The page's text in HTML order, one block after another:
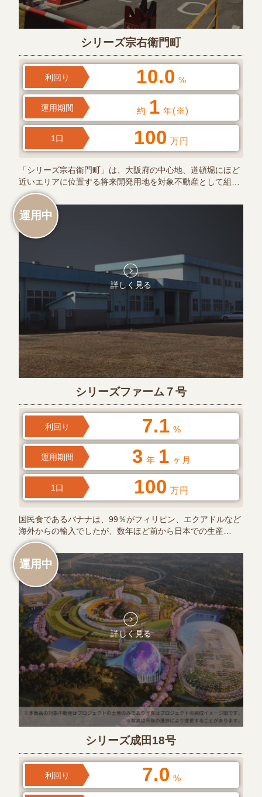
シリーズ宗右衛門町
利回り 10.0 %
運用期間 約 1 年(※)
1口 100 万円
「シリーズ宗右衛門町」は、大阪府の中心地、道頓堀にほど
近いエリアに位置する将来開発用地を対象不動産として組…
詳しく見る
運用中
シリーズファーム７号
利回り 7.1 %
運用期間 3 年 1 ヶ月
1口 100 万円
国民食であるバナナは、99％がフィリピン、エクアドルなど
海外からの輸入でしたが、数年ほど前から日本での生産…
詳しく見る
運用中
シリーズ成田18号
利回り 7.0 %